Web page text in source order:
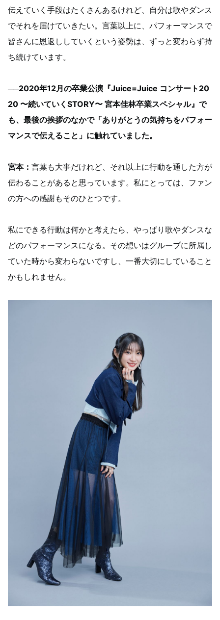
伝えていく手段はたくさんあるけれど、自分は歌やダンス
でそれを届けていきたい。言葉以上に、パフォーマンスで
皆さんに恩返ししていくという姿勢は、ずっと変わらず持
ち続けています。
──2020年12月の卒業公演『Juice=Juice コンサート20
20 〜続いていくSTORY〜 宮本佳林卒業スペシャル』で
も、最後の挨拶のなかで「ありがとうの気持ちをパフォー
マンスで伝えること」に触れていました。
宮本： 言葉も大事だけれど、それ以上に行動を通した方が
伝わることがあると思っています。私にとっては、ファン
の方への感謝もそのひとつです。
私にできる行動は何かと考えたら、やっぱり歌やダンスな
どのパフォーマンスになる。その想いはグループに所属し
ていた時から変わらないですし、一番大切にしていること
かもしれません。